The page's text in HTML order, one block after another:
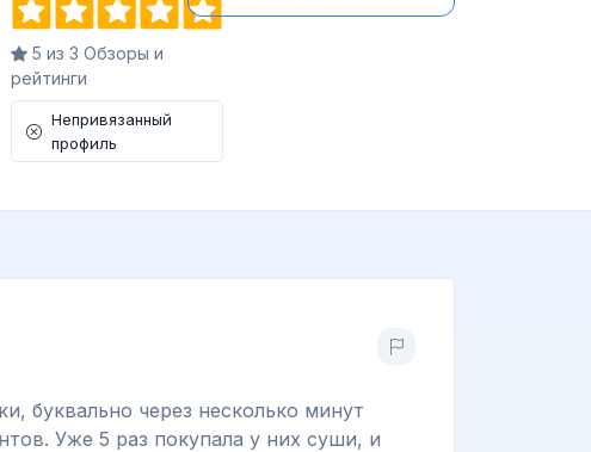
5 из 3 Обзоры и
рейтинги
Непривязанный
профиль
буквально через несколько минут
Уже 5 раз покупала у них суши, и